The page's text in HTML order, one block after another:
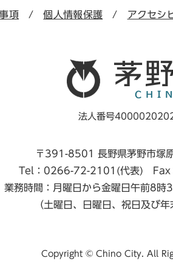
項 個人情報保護 アクセシ
法人番号
〒391-8501 長野県茅野市塚
Tel：0266-72-2101(代表)
業務時間：月曜日から金曜日午前8
（土曜日、日曜日、祝日及び年
Copyright © Chino City. All